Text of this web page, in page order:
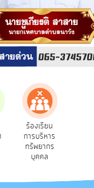
ร้องเรียน
การบริหาร
ทรัพยากร
บุคคล